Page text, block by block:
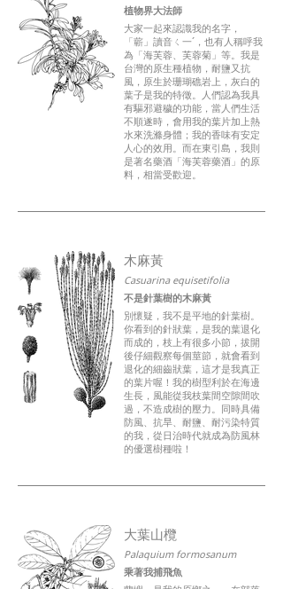
植物界大法師
大家一起來認識我的名字，
「蘄」讀音ㄑ一ˊ，也有人稱呼我
為「海芙蓉、芙蓉菊」等。我是
台灣的原生種植物，耐鹽又抗
風，原生於珊瑚礁岩上，灰白的
葉子是我的特徵。人們認為我具
有驅邪避穢的功能，當人們生活
不順遂時，會用我的葉片加上熱
水來洗滌身體；我的香味有安定
人心的效用。而在東引島，我則
是著名藥酒「海芙蓉藥酒」的原
料，相當受歡迎。
木麻黃
Casuarina equisetifolia
不是針葉樹的木麻黃
別懷疑，我不是平地的針葉樹。
你看到的針狀葉，是我的葉退化
而成的，枝上有很多小節，拔開
後仔細觀察每個莖節，就會看到
退化的細齒狀葉，這才是我真正
的葉片喔！我的樹型利於在海邊
生長，風能從我枝葉間空隙間吹
過，不造成樹的壓力。同時具備
防風、抗旱、耐鹽、耐污染特質
的我，從日治時代就成為防風林
的優選樹種啦！
大葉山欖
Palaquium formosanum
乘著我捕飛魚